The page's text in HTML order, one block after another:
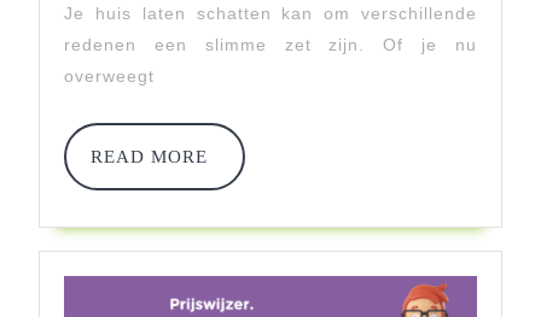
Over
Het
Jouw
Huis
Je huis laten schatten kan om verschillende
redenen een slimme zet zijn. Of je nu
overweegt
READ MORE
READ
MORE